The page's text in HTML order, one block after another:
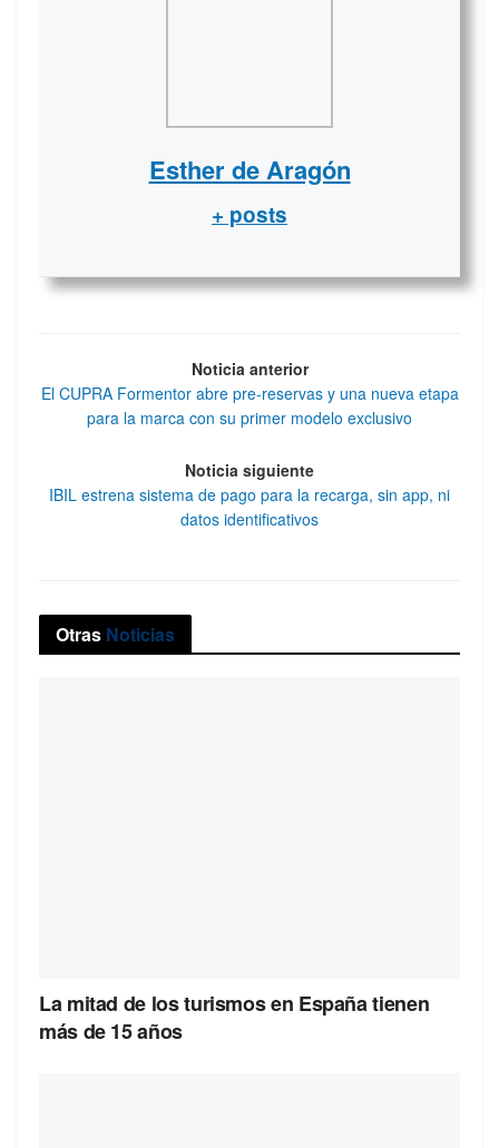
Esther de Aragón
+ posts
Noticia anterior
El CUPRA Formentor abre pre-reservas y una nueva etapa
para la marca con su primer modelo exclusivo
Noticia siguiente
IBIL estrena sistema de pago para la recarga, sin app, ni
datos identificativos
Otras Noticias
La mitad de los turismos en España tienen
más de 15 años